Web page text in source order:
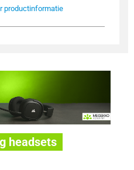
productinformatie
headsets